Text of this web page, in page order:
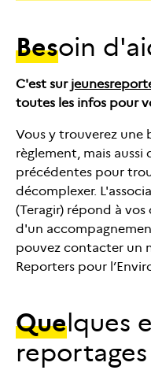
Besoin
C'est sur
toutes les infos pour
Vous y trouverez une
règlement, mais aussi
précédentes pour
décomplexer.
(Teragir) répond à vos
d'un
pouvez contacter un
Reporters pour
Quelques